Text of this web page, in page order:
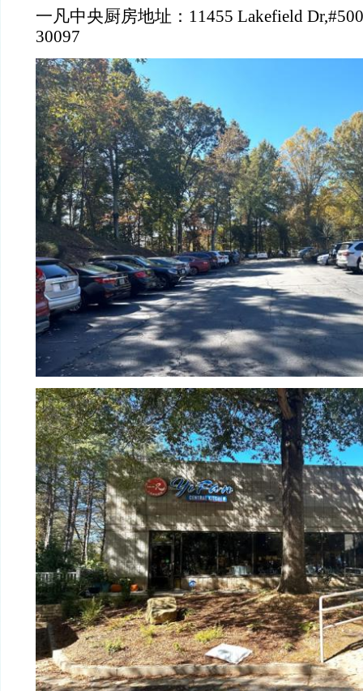
一凡中央厨房地址： 11455 Lakefield
30097